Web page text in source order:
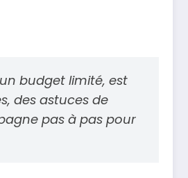
budget limité, est
des astuces de
pas à pas pour